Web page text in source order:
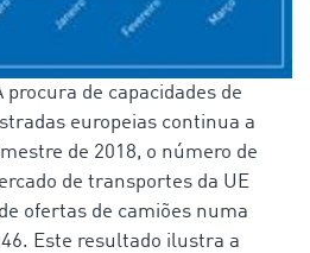
procura de capacidades de
europeias continua a
de 2018, o número de
de transportes da UE
ofertas de camiões numa
Este resultado ilustra a